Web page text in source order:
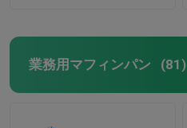
業務用マフィンパン (81)